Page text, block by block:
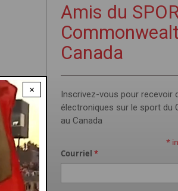
Amis du
Canada
Inscrivez-vous pour recevoir
électroniques sur le sport du
au Canada
*
Courriel *
×